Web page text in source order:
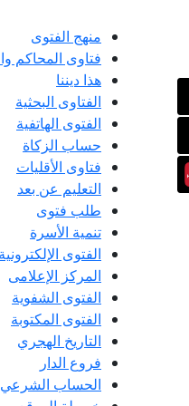
منهج الفتوى
فتاوى المحاكم
هذا ديننا
الفتاوى البحثية
الفتوى الهاتفية
حساب الزكاة
فتاوى الأقليات
التعليم عن بعد
طلب فتوى
تنمية الأسرة
الفتوى الإلكترونية
المركز الإعلامى
الفتوى الشفوية
الفتوى المكتوبة
التاريخ الهجري
فروع الدار
الحساب الشرعي